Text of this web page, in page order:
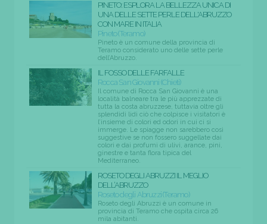
PINETO: ESPLORA LA BELLEZZA UNICA DI
UNA DELLE SETTE PERLE DELL'ABRUZZO
CON MARE IN ITALIA
Pineto (Teramo)
Pineto è un comune della provincia di
Teramo considerato uno delle sette perle
dell’Abruzzo.
IL FOSSO DELLE FARFALLE
Rocca San Giovanni (Chieti)
Il comune di Rocca San Giovanni è una
località balneare tra le più apprezzate di
tutta la costa abruzzese, tuttavia oltre gli
splendidi lidi ciò che colpisce i visitatori è
l’insieme di colori ed odori in cui ci si
immerge. Le spiagge non sarebbero così
suggestive se non fossero suggellate dai
colori e dai profumi di ulivi, arance, pini,
ginestre e tanta flora tipica del
Mediterraneo.
ROSETO DEGLI ABRUZZI IL MEGLIO
DELL’ABRUZZO
Roseto degli Abruzzi (Teramo)
Roseto degli Abruzzi è un comune in
provincia di Teramo che ospita circa 26
mila abitanti.